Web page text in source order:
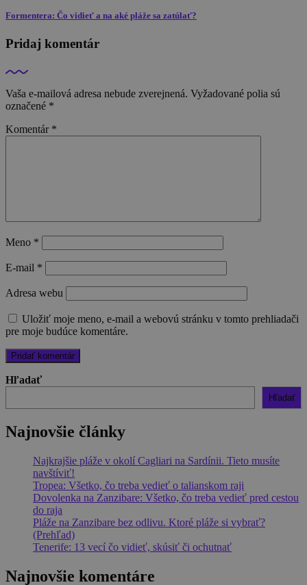
Formentera: Čo vidieť a na aké pláže sa zatúlať?
Pridaj komentár
Vaša e-mailová adresa nebude zverejnená. Vyžadované polia sú
označené *
Komentár *
Meno *
E-mail *
Adresa webu
Uložiť moje meno, e-mail a webovú stránku v tomto prehliadači
pre moje budúce komentáre.
Hľadať
Hľadať
Najnovšie články
Najkrajšie pláže v okolí Cagliari na Sardínii. Tieto musíte
navštíviť!
Tropea: Všetko, čo treba vedieť o talianskom raji
Dovolenka na Zanzibare: Všetko, čo treba vedieť pred cestou
do raja
Pláže na Zanzibare bez odlivu. Ktoré pláže si vybrať?
(Prehľad)
Tenerife: 13 vecí čo vidieť, skúsiť či ochutnať
Najnovšie komentáre